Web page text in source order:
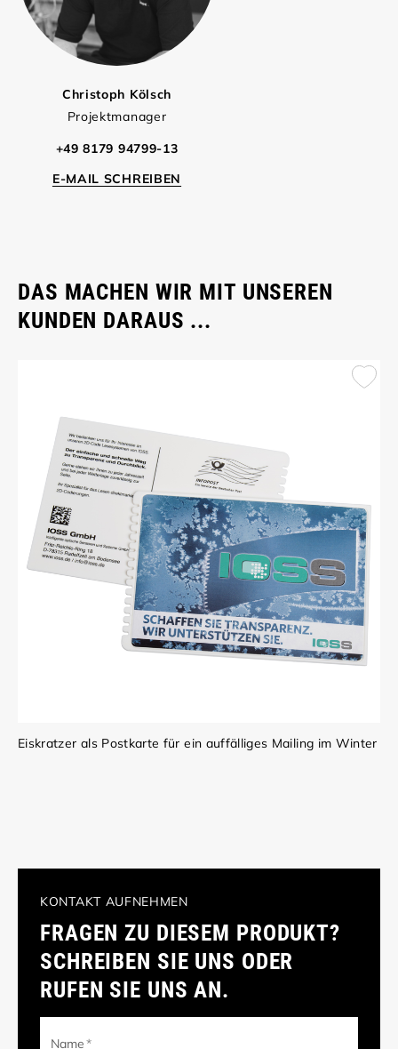
Christoph Kölsch
Projektmanager
+49 8179 94799-13
E-MAIL SCHREIBEN
DAS MACHEN WIR MIT UNSEREN
KUNDEN DARAUS ...
Eiskratzer als Postkarte für ein auffälliges Mailing im Winter
KONTAKT AUFNEHMEN
FRAGEN ZU DIESEM PRODUKT?
SCHREIBEN SIE UNS ODER
RUFEN SIE UNS AN.
Name*